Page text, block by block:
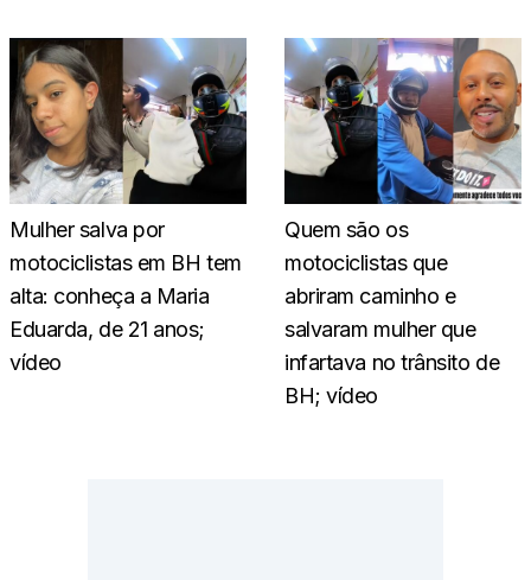
Mulher salva por
motociclistas em BH tem
alta: conheça a Maria
Eduarda, de 21 anos;
vídeo
Quem são os
motociclistas que
abriram caminho e
salvaram mulher que
infartava no trânsito de
BH; vídeo